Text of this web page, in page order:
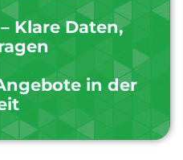
Klare Daten,
in der